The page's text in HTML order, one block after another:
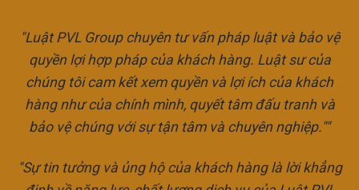
"Luật PVL Group chuyên tư vấn pháp luật và bảo vệ
quyền lợi hợp pháp của khách hàng. Luật sư của
chúng tôi cam kết xem quyền và lợi ích của khách
hàng như của chính mình, quyết tâm đấu tranh và
bảo vệ chúng với sự tận tâm và chuyên nghiệp.""
"Sự tin tưởng và ủng hộ của khách hàng là lời khẳng